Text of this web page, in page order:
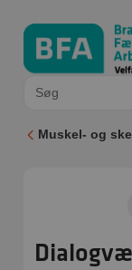
Muskel- og